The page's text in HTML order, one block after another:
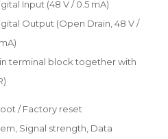
Input (48 V / 0.5 mA)
Output (Open Drain, 48 V /
terminal block together with
/ Factory reset
Signal strength, Data